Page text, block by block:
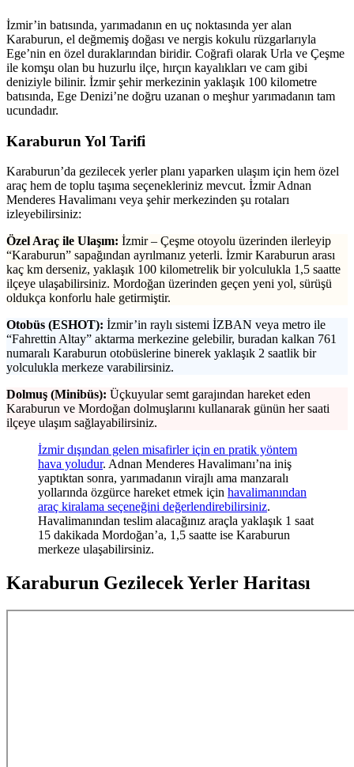
İzmir’in batısında, yarımadanın en uç noktasında yer alan
Karaburun, el değmemiş doğası ve nergis kokulu rüzgarlarıyla
Ege’nin en özel duraklarından biridir. Coğrafi olarak Urla ve Çeşme
ile komşu olan bu huzurlu ilçe, hırçın kayalıkları ve cam gibi
deniziyle bilinir. İzmir şehir merkezinin yaklaşık 100 kilometre
batısında, Ege Denizi’ne doğru uzanan o meşhur yarımadanın tam
ucundadır.
Karaburun Yol Tarifi
Karaburun’da gezilecek yerler planı yaparken ulaşım için hem özel
araç hem de toplu taşıma seçenekleriniz mevcut. İzmir Adnan
Menderes Havalimanı veya şehir merkezinden şu rotaları
izleyebilirsiniz:
Özel Araç ile Ulaşım: İzmir – Çeşme otoyolu üzerinden ilerleyip
“Karaburun” sapağından ayrılmanız yeterli. İzmir Karaburun arası
kaç km derseniz, yaklaşık 100 kilometrelik bir yolculukla 1,5 saatte
ilçeye ulaşabilirsiniz. Mordoğan üzerinden geçen yeni yol, sürüşü
oldukça konforlu hale getirmiştir.
Otobüs (ESHOT): İzmir’in raylı sistemi İZBAN veya metro ile
“Fahrettin Altay” aktarma merkezine gelebilir, buradan kalkan 761
numaralı Karaburun otobüslerine binerek yaklaşık 2 saatlik bir
yolculukla merkeze varabilirsiniz.
Dolmuş (Minibüs): Üçkuyular semt garajından hareket eden
Karaburun ve Mordoğan dolmuşlarını kullanarak günün her saati
ilçeye ulaşım sağlayabilirsiniz.
İzmir dışından gelen misafirler için en pratik yöntem
hava yoludur. Adnan Menderes Havalimanı’na iniş
yaptıktan sonra, yarımadanın virajlı ama manzaralı
yollarında özgürce hareket etmek için havalimanından
araç kiralama seçeneğini değerlendirebilirsiniz.
Havalimanından teslim alacağınız araçla yaklaşık 1 saat
15 dakikada Mordoğan’a, 1,5 saatte ise Karaburun
merkeze ulaşabilirsiniz.
Karaburun Gezilecek Yerler Haritası